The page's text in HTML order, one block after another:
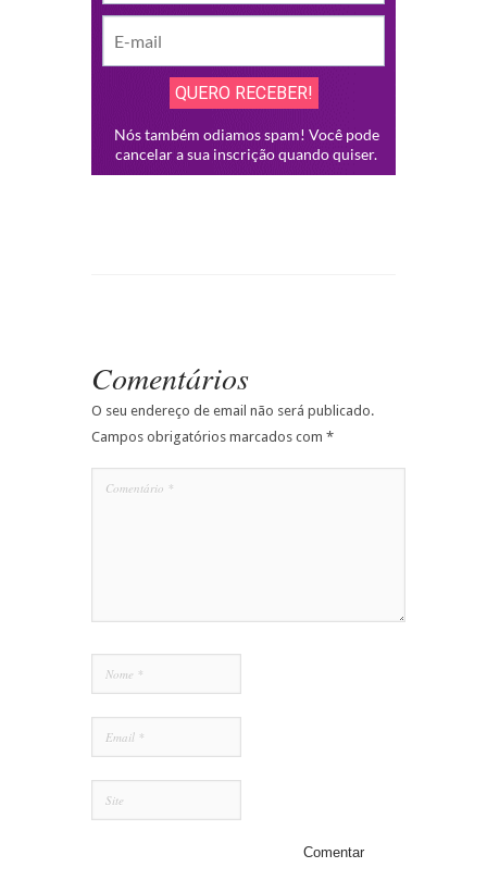
Comentários
O seu endereço de email não será publicado.
Campos obrigatórios marcados com *